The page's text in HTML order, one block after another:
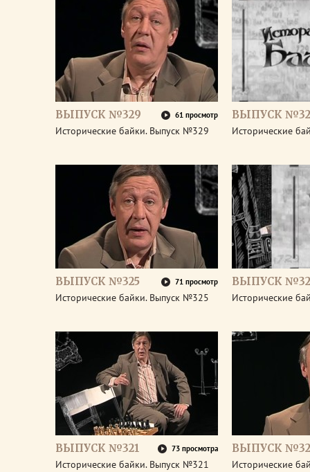
ВЫПУСК №329 61 просмотр
Исторические байки. Выпуск №329
ВЫПУСК
Исторические
ВЫПУСК №325 71 просмотр
Исторические байки. Выпуск №325
ВЫПУСК
Исторические
ВЫПУСК №321 73 просмотра
Исторические байки. Выпуск №321
ВЫПУСК
Исторические